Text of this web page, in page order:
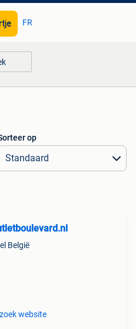
FR
op
België
website